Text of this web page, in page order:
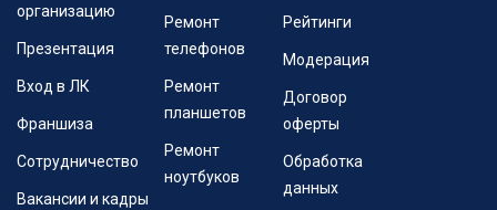
организацию
Презентация
Вход в ЛК
Франшиза
Сотрудничество
Вакансии и кадры
Ремонт
телефонов
Ремонт
планшетов
Ремонт
ноутбуков
Рейтинги
Модерация
Договор
оферты
Обработка
данных